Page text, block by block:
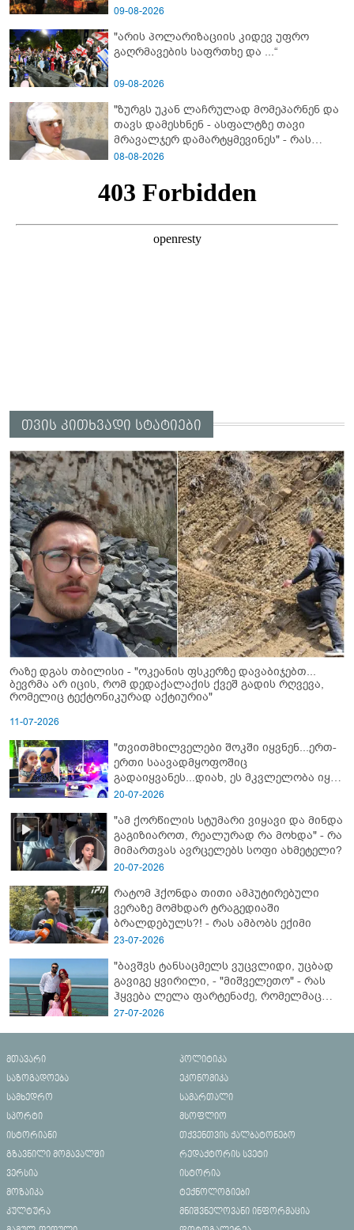
09-08-2026
"არის პოლარიზაციის კიდევ უფრო
გაღრმავების საფრთხე და ...“
09-08-2026
"ზურგს უკან ლაჩრულად მომეპარნენ და
თავს დამესხნენ - ასფალტზე თავი
მრავალჯერ დამარტყმევინეს" - რას
ჰყვება კურიერი, რომელსაც
გაუსწორდნენ?
08-08-2026
თვის კითხვადი სტატიები
რაზე დგას თბილისი - "ოკეანის ფსკერზე დავაბიჯებთ...
ბევრმა არ იცის, რომ დედაქალაქის ქვეშ გადის რღვევა,
რომელიც ტექტონიკურად აქტიურია"
11-07-2026
"თვითმხილველები შოკში იყვნენ...ერთ-
ერთი საავადმყოფოშიც
გადაიყვანეს...დიახ, ეს მკვლელობა იყო"
- გორში დატრიალებული ტრაგედიის
20-07-2026
"ამ ქორწილის სტუმარი ვიყავი და მინდა
გაგიზიაროთ, რეალურად რა მოხდა" - რა
მიმართვას ავრცელებს სოფი ახმეტელი?
20-07-2026
რატომ ჰქონდა თითი ამპუტირებული
ვერაზე მომხდარ ტრაგედიაში
ბრალდებულს?! - რას ამბობს ექიმი
23-07-2026
"ბავშვს ტანსაცმელს ვუცვლიდი, უცბად
გავიგე ყვირილი, - "მიშველეთო" - რას
ჰყვება ლელა ფარტენაძე, რომელმაც
ბათუმში 16 წლის ბიჭი ზღვაში
27-07-2026
მთავარი
პოლიტიკა
საზოგადოება
ეკონომიკა
სამხედრო
სამართალი
სპორტი
მსოფლიო
ისტორიანი
თქვენთვის ქალბატონებო
გზავნილი მომავალში
რედაქტორის სვეტი
ვერსია
ისტორია
მოზაიკა
ტექნოლოგიები
კულტურა
მნიშვნელოვანი ინფორმაცია